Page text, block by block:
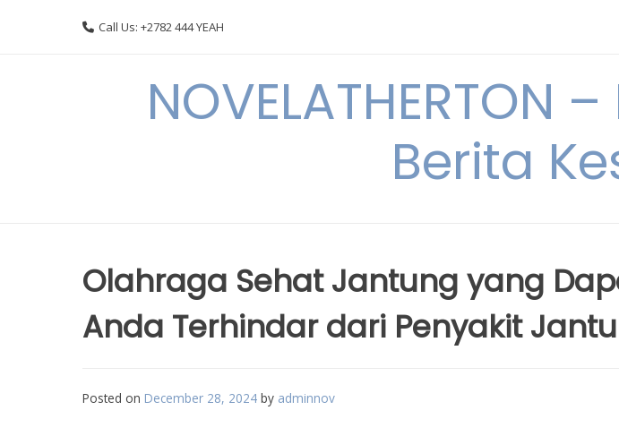
Call Us: +2782 444 YEAH
Berita
Olahraga Sehat Jantung yang
Anda Terhindar dari Penyakit
Posted on December 28, 2024 by adminnov